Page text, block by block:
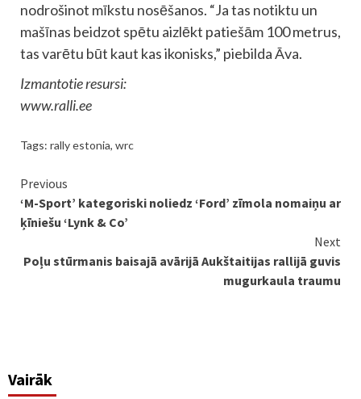
nodrošinot mīkstu nosēšanos. “Ja tas notiktu un
mašīnas beidzot spētu aizlēkt patiešām 100 metrus,
tas varētu būt kaut kas ikonisks,” piebilda Āva.
Izmantotie resursi:
www.ralli.ee
Tags: rally estonia, wrc
Continue
Reading
Previous
‘M-Sport’ kategoriski noliedz ‘Ford’ zīmola nomaiņu ar
ķīniešu ‘Lynk & Co’
Next
Poļu stūrmanis baisajā avārijā Aukštaitijas rallijā guvis
mugurkaula traumu
Vairāk